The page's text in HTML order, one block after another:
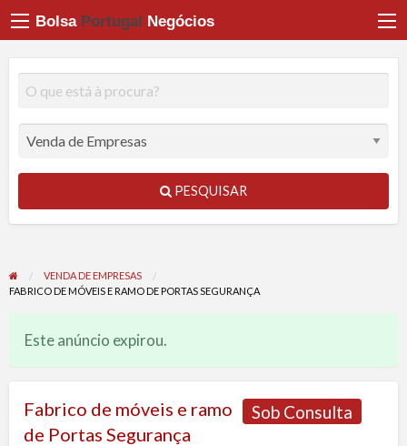
Bolsa Portugal Negócios
PESQUISAR
VENDA DE EMPRESAS
FABRICO DE MÓVEIS E RAMO DE PORTAS SEGURANÇA
Este anúncio expirou.
Sob Consulta
Fabrico de móveis e ramo
de Portas Segurança